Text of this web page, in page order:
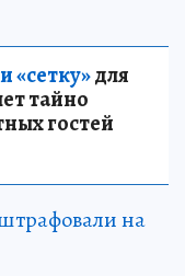
«сетку»для
тайно
гостей
на